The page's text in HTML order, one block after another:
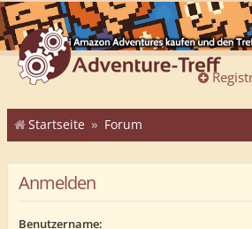
Startseite Forum
Anmelden
Benutzername: